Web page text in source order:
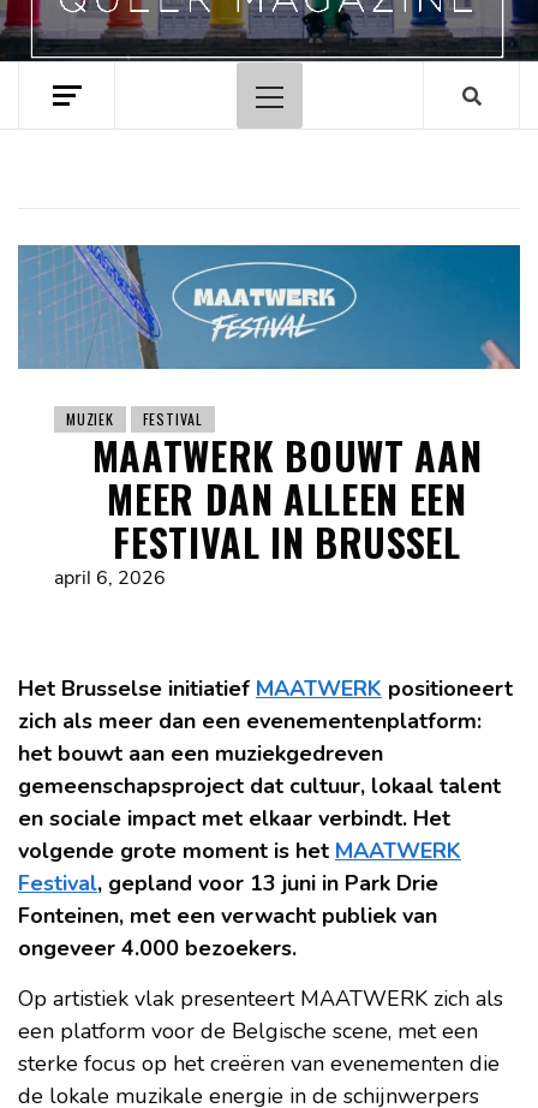
Hoofdmenu
MUZIEK FESTIVAL
MAATWERK BOUWT AAN
MEER DAN ALLEEN EEN
FESTIVAL IN BRUSSEL
april 6, 2026
Het Brusselse initiatief MAATWERK positioneert
zich als meer dan een evenementenplatform:
het bouwt aan een muziekgedreven
gemeenschapsproject dat cultuur, lokaal talent
en sociale impact met elkaar verbindt. Het
volgende grote moment is het MAATWERK
Festival, gepland voor 13 juni in Park Drie
Fonteinen, met een verwacht publiek van
ongeveer 4.000 bezoekers.
Op artistiek vlak presenteert MAATWERK zich als
een platform voor de Belgische scene, met een
sterke focus op het creëren van evenementen die
de lokale muzikale energie in de schijnwerpers